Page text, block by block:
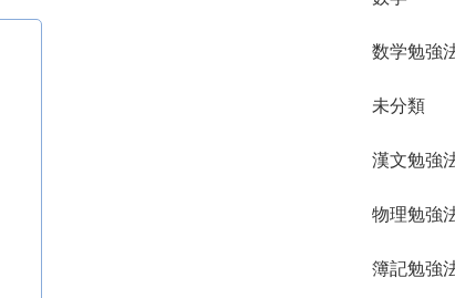
数学勉強
未分類
漢文勉強
物理勉強
簿記勉強